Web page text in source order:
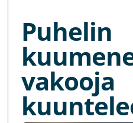
Puhelin
vakooja